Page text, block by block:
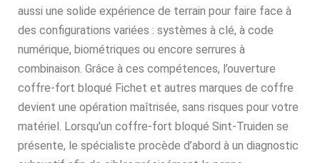
aussi une solide expérience de terrain pour faire face à
des configurations variées : systèmes à clé, à code
numérique, biométriques ou encore serrures à
combinaison. Grâce à ces compétences, l’ouverture
coffre-fort bloqué Fichet et autres marques de coffre
devient une opération maîtrisée, sans risques pour votre
matériel. Lorsqu’un coffre-fort bloqué Sint-Truiden se
présente, le spécialiste procède d’abord à un diagnostic